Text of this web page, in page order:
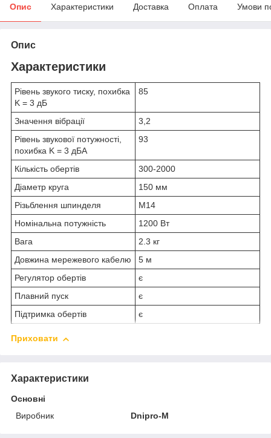
Опис Характеристики Доставка Оплата Умови
Опис
Характеристики
Рівень звукого тиску, похибка
K = 3 дБ
85
Значення вібрації
3,2
Рівень звукової потужності,
похибка K = 3 дБA
93
Кількість обертів
300-2000
Діаметр круга
150 мм
Різьблення шпинделя
М14
Номінальна потужність
1200 Вт
Вага
2.3 кг
Довжина мережевого кабелю
5 м
Регулятор обертів
є
Плавний пуск
є
Підтримка обертів
є
Приховати
Характеристики
Основні
Виробник
Dnipro-M